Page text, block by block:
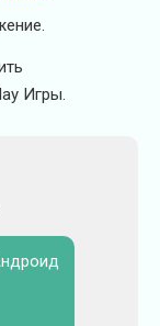
Игры.